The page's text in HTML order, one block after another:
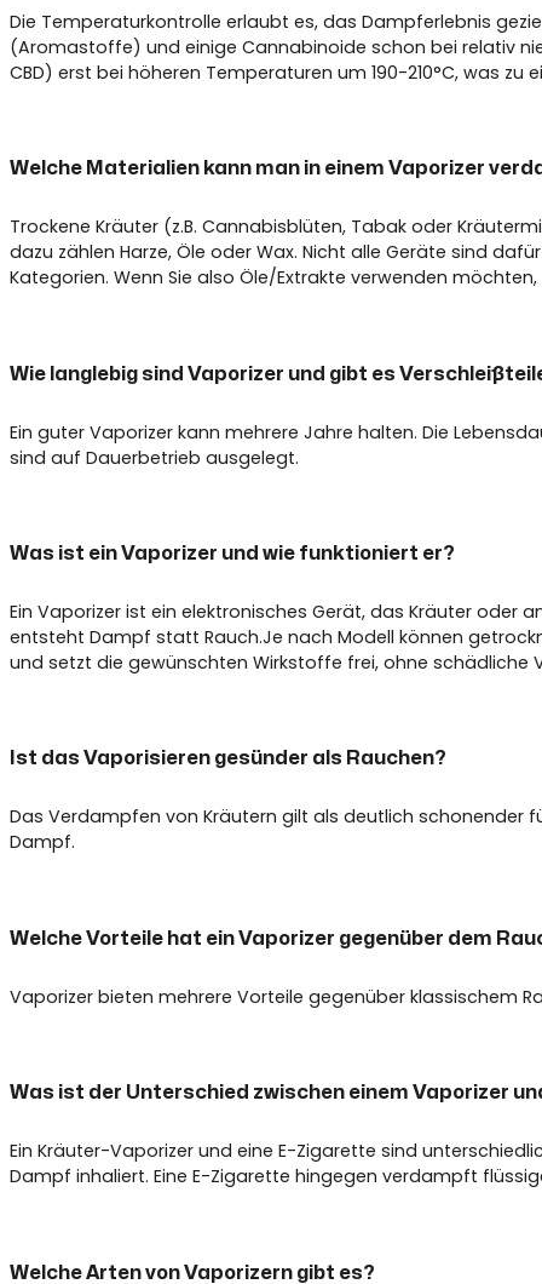
Die Temperaturkontrolle erlaubt es, das Dampferlebnis
(Aromastoffe) und einige Cannabinoide schon bei relativ
CBD) erst bei höheren Temperaturen um 190-210°C, was
Welche Materialien kann man in einem Vaporizer
Trockene Kräuter (z.B. Cannabisblüten, Tabak oder
dazu zählen Harze, Öle oder Wax. Nicht alle Geräte sind
Kategorien. Wenn Sie also Öle/Extrakte verwenden
Wie langlebig sind Vaporizer und gibt es
Ein guter Vaporizer kann mehrere Jahre halten. Die
sind auf Dauerbetrieb ausgelegt.
Was ist ein Vaporizer und wie funktioniert er?
Ein Vaporizer ist ein elektronisches Gerät, das Kräuter oder
entsteht Dampf statt Rauch.Je nach Modell können
und setzt die gewünschten Wirkstoffe frei, ohne schädliche
Ist das Vaporisieren gesünder als Rauchen?
Das Verdampfen von Kräutern gilt als deutlich schonender
Dampf.
Welche Vorteile hat ein Vaporizer gegenüber dem
Vaporizer bieten mehrere Vorteile gegenüber klassischem
Was ist der Unterschied zwischen einem Vaporizer
Ein Kräuter-Vaporizer und eine E-Zigarette sind
Dampf inhaliert. Eine E-Zigarette hingegen verdampft
Welche Arten von Vaporizern gibt es?